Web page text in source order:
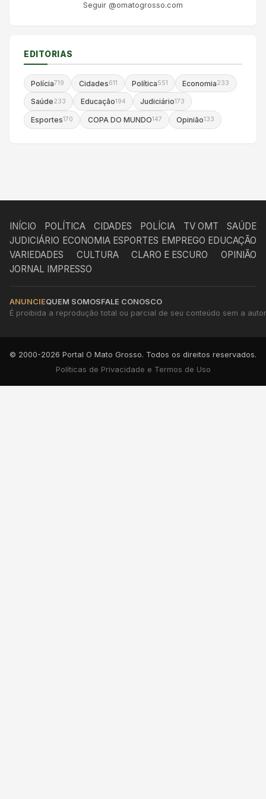
Seguir @omatogrosso.com
EDITORIAS
Polícia719 Cidades611 Política551 Economia233
Saúde233 Educação194 Judiciário173
Esportes170 COPA DO MUNDO147 Opinião133
INÍCIO POLÍTICA CIDADES POLÍCIA TV OMT
SAÚDE
JUDICIÁRIO ECONOMIA ESPORTES EMPREGO EDUCAÇÃO
VARIEDADES
CULTURA CLARO E ESCURO
OPINIÃO
JORNAL IMPRESSO
ANUNCIEQUEM SOMOSFALE CONOSCO
É proibida a reprodução total ou parcial de seu conteúdo sem a
© 2000-2026 Portal O Mato Grosso. Todos os direitos reservados.
Políticas de Privacidade e Termos de Uso